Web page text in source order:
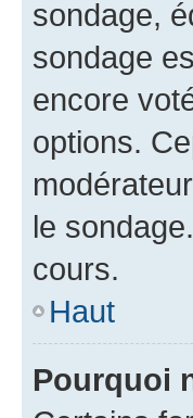
sondage,
sondage
encore
options.
le
cours.
Haut
Pourquoi